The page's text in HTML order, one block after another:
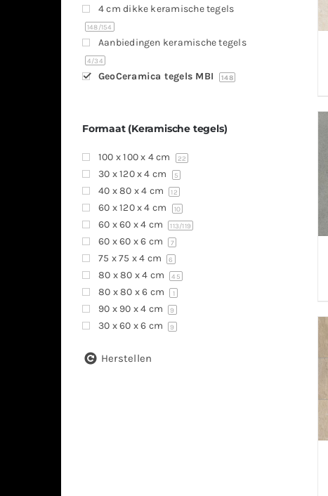
4 cm dikke keramische tegels
148/154
Aanbiedingen keramische tegels
4/34
GeoCeramica tegels MBI 148
Formaat (Keramische tegels)
100 x 100 x 4 cm 22
30 x 120 x 4 cm 5
40 x 80 x 4 cm 12
60 x 120 x 4 cm 10
60 x 60 x 4 cm 113/119
60 x 60 x 6 cm 7
75 x 75 x 4 cm 6
80 x 80 x 4 cm 45
80 x 80 x 6 cm 1
90 x 90 x 4 cm 9
30 x 60 x 6 cm 9
Herstellen